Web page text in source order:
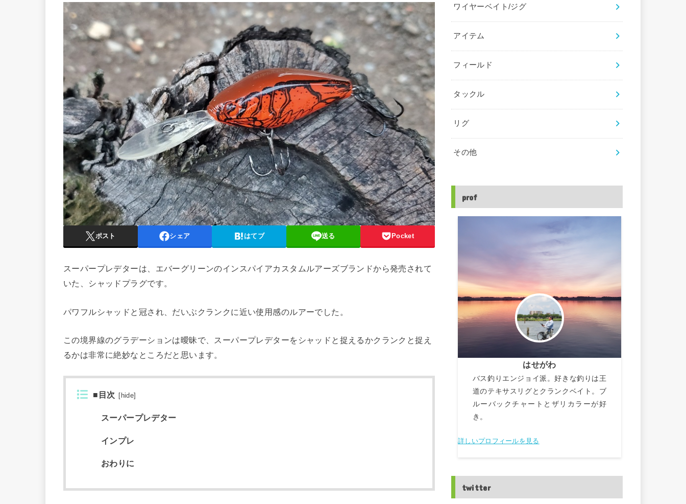
ポスト シェア はてブ 送る Pocket
スーパープレデターは、エバーグリーンのインスパイアカスタムルアーズブランドから発売されて
いた、シャッドプラグです。
パワフルシャッドと冠され、だいぶクランクに近い使用感のルアーでした。
この境界線のグラデーションは曖昧で、スーパープレデターをシャッドと捉えるかクランクと捉え
るかは非常に絶妙なところだと思います。
■目次 hide
スーパープレデター
インプレ
おわりに
ワイヤーベイト/ジグ
アイテム
フィールド
タックル
リグ
その他
prof
はせがわ
バス釣りエンジョイ派。好きな釣りは王
道のテキサスリグとクランクベイト。ブ
ルーバックチャートとザリカラーが好
き。
詳しいプロフィールを見る
twitter